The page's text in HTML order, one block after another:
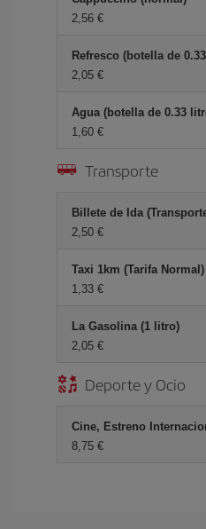
2,56 €
Refresco (botella de
2,05 €
Agua (botella de 0.33
1,60 €
Transporte
Billete de Ida
2,50 €
Taxi 1km (Tarifa Normal)
1,33 €
La Gasolina (1 litro)
2,05 €
Deporte y Ocio
Cine, Estreno
8,75 €